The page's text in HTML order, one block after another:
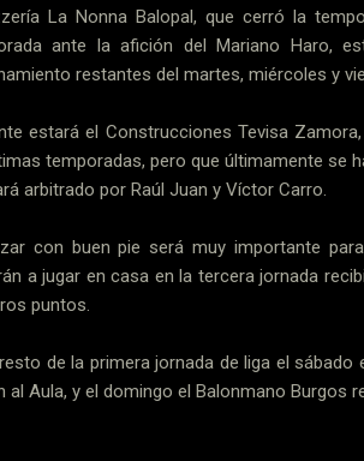
La Nonna Balopal, que cerró la
ante la afición del Mariano Haro,
restantes del martes, miércoles y
estará el Construcciones Tevisa
temporadas, pero que últimamente se
arbitrado por Raúl Juan y Víctor Carro.
con buen pie será muy importante
a jugar en casa en la tercera jornada
puntos.
de la primera jornada de liga el
al Aula, y el domingo el Balonmano Burgos